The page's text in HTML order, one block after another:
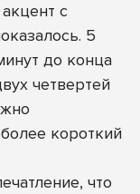
с
5
до конца
четвертей
короткий
что